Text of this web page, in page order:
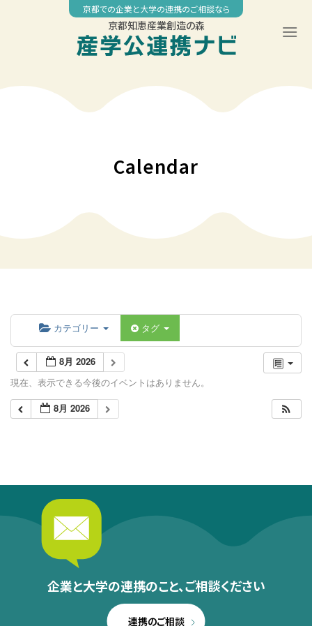
京都での企業と大学の連携のご相談なら
京都知恵産業創造の森
Calendar
カテゴリー タグ
8月 2026
現在、表示できる今後のイベントはありません。
8月 2026
企業と大学の連携のこと、ご相談ください
連携のご相談